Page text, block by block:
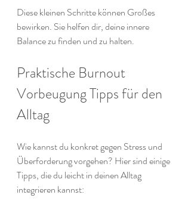
Diese kleinen Schritte können Großes
bewirken. Sie helfen dir, deine innere
Balance zu finden und zu halten.
Praktische Burnout
Vorbeugung Tipps für den
Alltag
Wie kannst du konkret gegen Stress und
Überforderung vorgehen? Hier sind einige
Tipps, die du leicht in deinen Alltag
integrieren kannst: